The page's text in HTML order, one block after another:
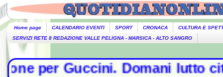
Home page CALENDARIO EVENTI SPORT CRONACA
CULTURA E
SERVIZI RETE 8 REDAZIONE VALLE PELIGNA - MARSICA - ALTO SANGRO
Domani lutto